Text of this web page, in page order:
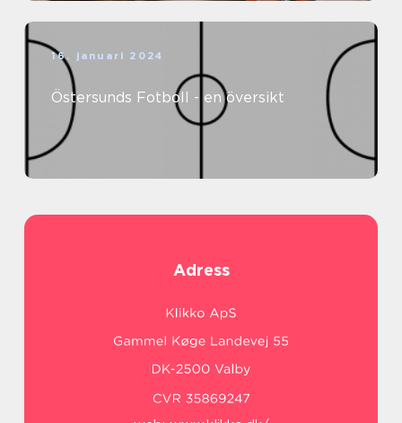
16. januari 2024
Östersunds Fotboll - en översikt
Adress